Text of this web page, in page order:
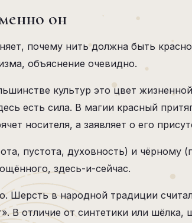
он
почему нить должна быть
объяснение очевидно.
культур это цвет
есть сила. В магии красный
носителя, а заявляет о его
пустота, духовность) и чёрному
здесь-и-сейчас.
Шерсть в народной традиции
В отличие от синтетики или